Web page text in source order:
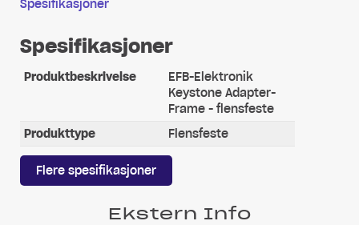
Spesifikasjoner
Spesifikasjoner
Produktbeskrivelse
EFB-Elektronik
Keystone Adapter-
Frame - flensfeste
Produkttype
Flensfeste
Flere spesifikasjoner
Ekstern Info